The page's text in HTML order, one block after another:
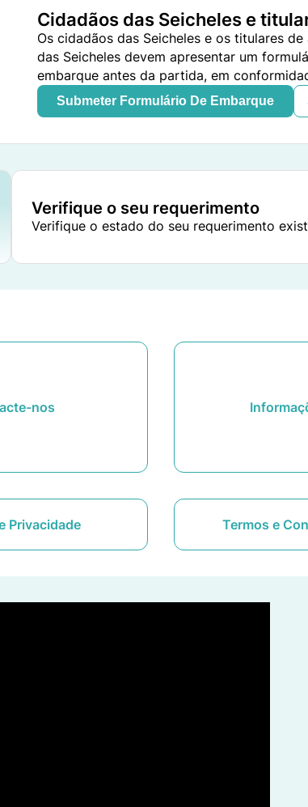
Cidadãos das Seicheles e
Os cidadãos das Seicheles e os titulares
das Seicheles devem apresentar um
embarque antes da partida, em
Submeter Formulário De Embarque
Verifique o seu requerimento
Verifique o estado do seu requerimento
nos
Privacidade Termos e